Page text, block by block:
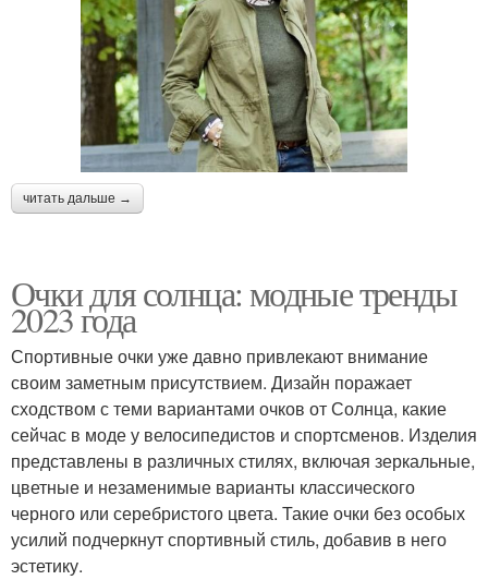
читать дальше →
Очки для солнца: модные тренды
2023 года
Спортивные очки уже давно привлекают внимание
своим заметным присутствием. Дизайн поражает
сходством с теми вариантами очков от Солнца, какие
сейчас в моде у велосипедистов и спортсменов. Изделия
представлены в различных стилях, включая зеркальные,
цветные и незаменимые варианты классического
черного или серебристого цвета. Такие очки без особых
усилий подчеркнут спортивный стиль, добавив в него
эстетику.